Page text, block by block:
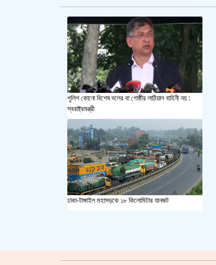
পুলিশ কোনো বিশেষ দলের বা গোষ্ঠীর লাঠিয়াল বাহিনী নয় :
স্বরাষ্ট্রমন্ত্রী
ঢাকা-টাঙ্গাইল মহাসড়কে ১৮ কিলোমিটার যানজট